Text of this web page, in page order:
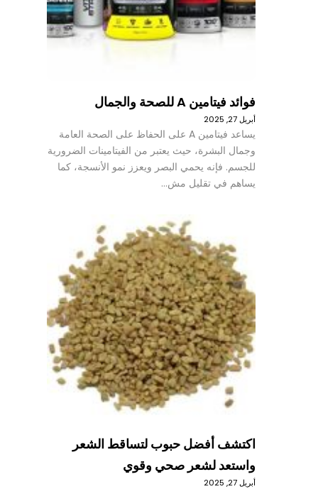
فوائد فيتامين A للصحة والجمال
أبريل 27, 2025
يساعد فيتامين A على الحفاظ على الصحة العامة
وجمال البشرة، حيث يعتبر من الفيتامينات الضرورية
للجسم. فإنه يحمي البصر ويعزز نمو الأنسجة، كما
يساهم في تقليل مش…
اكتشف أفضل حبوب لتساقط الشعر
واستعد لشعر صحي وقوي
أبريل 27, 2025